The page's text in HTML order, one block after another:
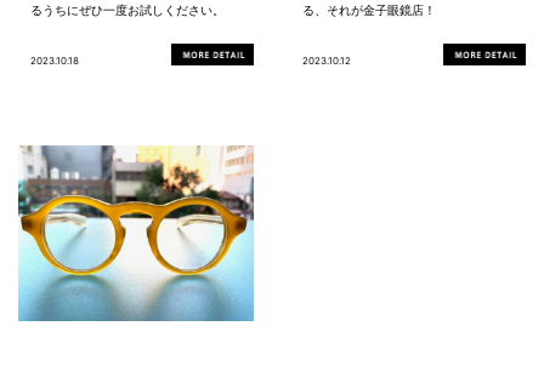
るうちにぜひ一度お試しください。
2023.10.18
る、それが金子眼鏡店！
2023.10.12